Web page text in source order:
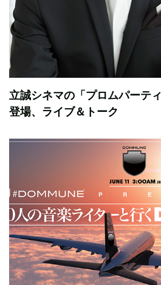
立誠シネマの「プロムパーテ
登場、ライブ＆トーク